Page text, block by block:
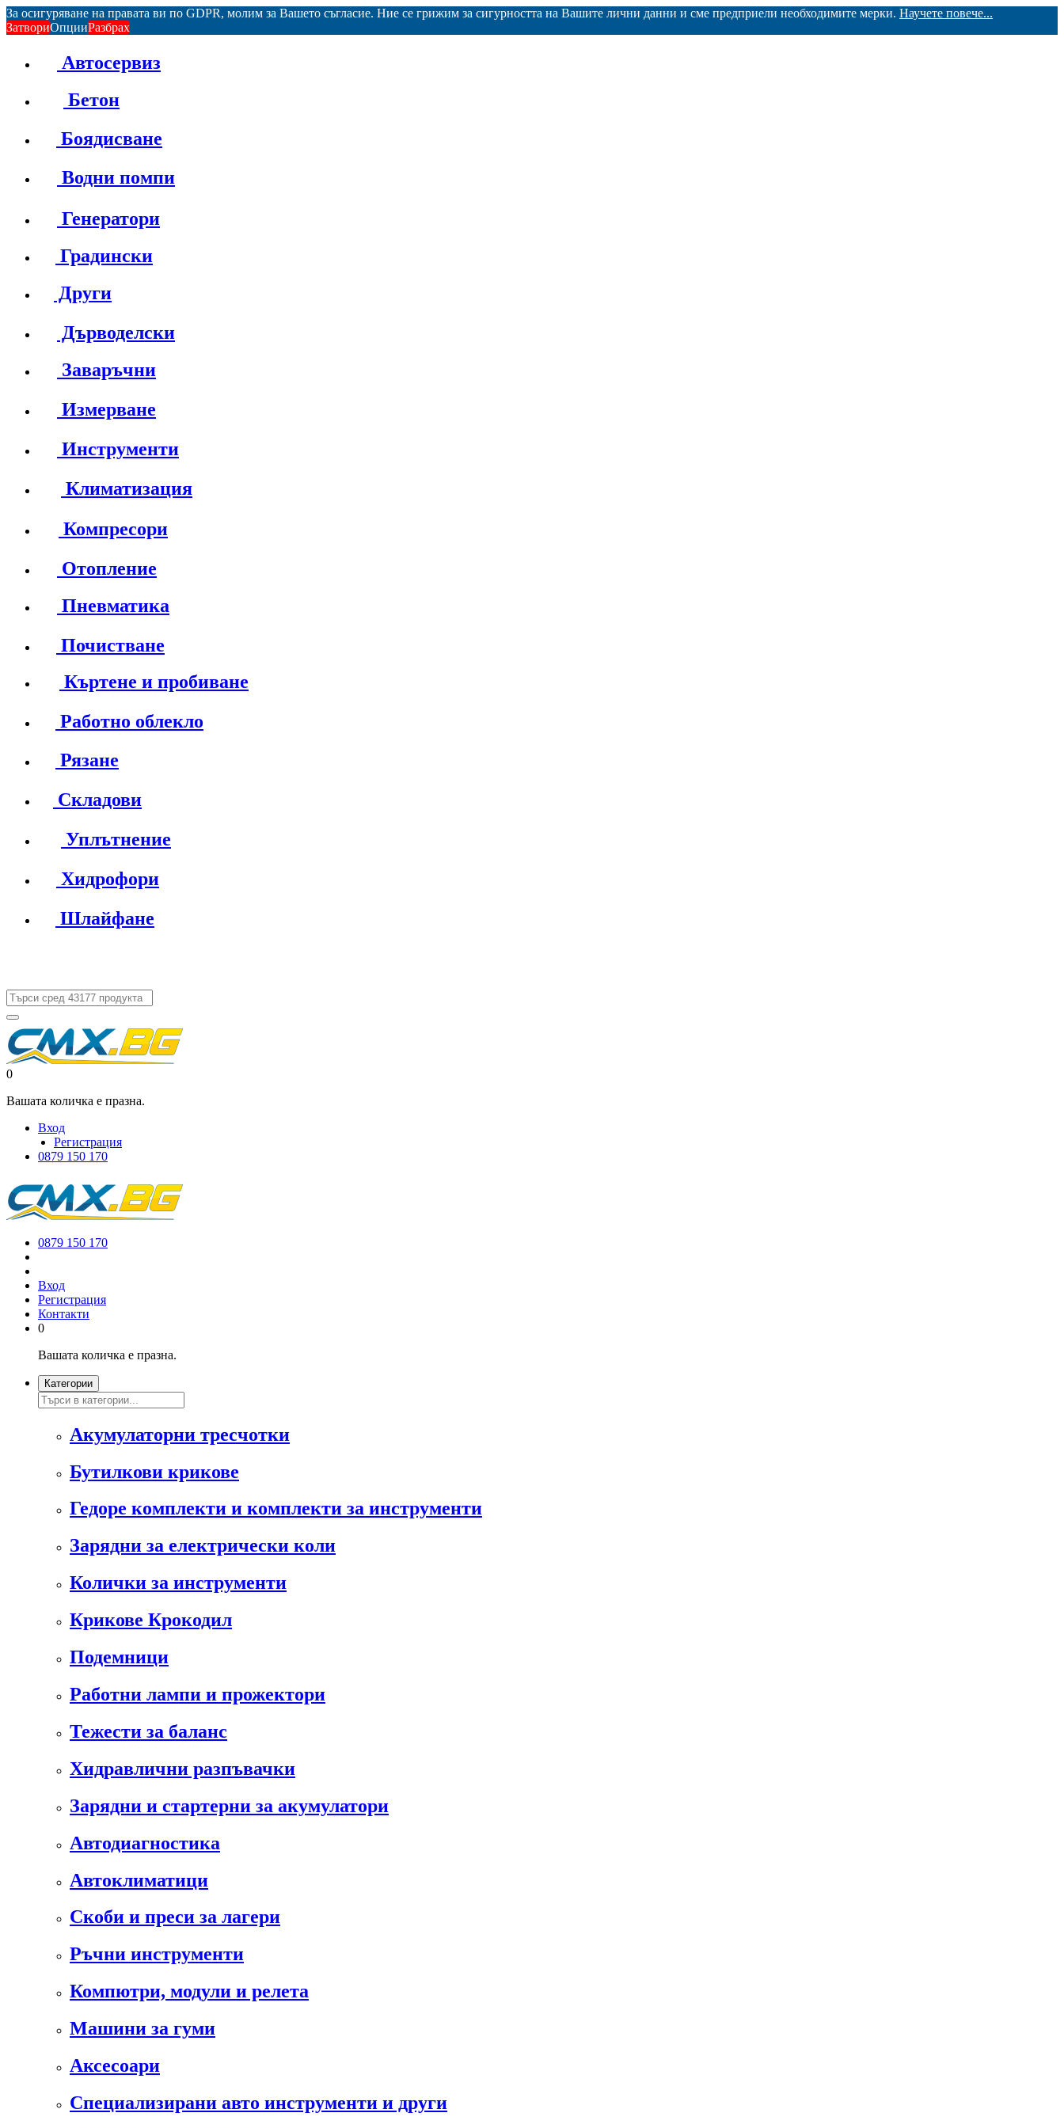
За осигуряване на правата ви по GDPR, молим за Вашето съгласие. Ние се грижим за сигурността на Вашите лични данни и сме предприели необходимите мерки. Научете повече...
ЗатвориОпцииРазбрах
Автосервиз
Бетон
Боядисване
Водни помпи
Генератори
Градински
Други
Дърводелски
Заваръчни
Измерване
Инструменти
Климатизация
Компресори
Отопление
Пневматика
Почистване
Къртене и пробиване
Работно облекло
Рязане
Складови
Уплътнение
Хидрофори
Шлайфане
0
Вашата количка е празна.
Вход
Регистрация
0879 150 170
0879 150 170
Вход
Регистрация
Контакти
0
Вашата количка е празна.
Категории
Акумулаторни тресчотки
Бутилкови крикове
Гедоре комплекти и комплекти за инструменти
Зарядни за електрически коли
Колички за инструменти
Крикове Крокодил
Подемници
Работни лампи и прожектори
Тежести за баланс
Хидравлични разпъвачки
Зарядни и стартерни за акумулатори
Автодиагностика
Автоклиматици
Скоби и преси за лагери
Ръчни инструменти
Компютри, модули и релета
Машини за гуми
Аксесоари
Специализирани авто инструменти и други